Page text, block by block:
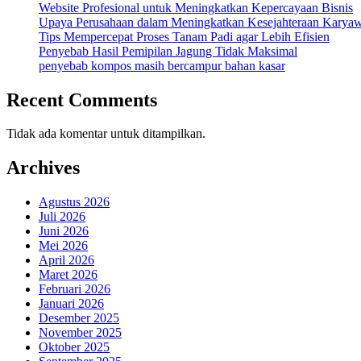
Website Profesional untuk Meningkatkan Kepercayaan Bisnis
Upaya Perusahaan dalam Meningkatkan Kesejahteraan
Tips Mempercepat Proses Tanam Padi agar Lebih Efisien
Penyebab Hasil Pemipilan Jagung Tidak Maksimal
penyebab kompos masih bercampur bahan kasar
Recent Comments
Tidak ada komentar untuk ditampilkan.
Archives
Agustus 2026
Juli 2026
Juni 2026
Mei 2026
April 2026
Maret 2026
Februari 2026
Januari 2026
Desember 2025
November 2025
Oktober 2025